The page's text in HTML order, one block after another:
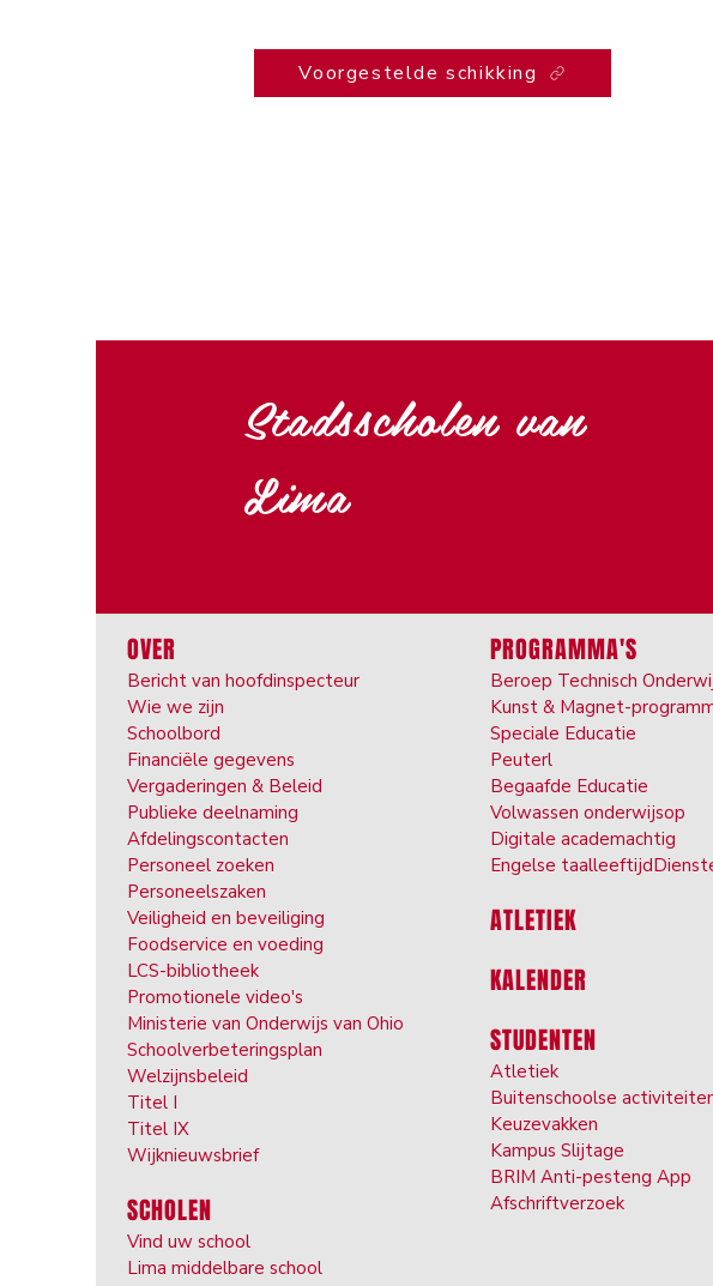
Voorgestelde schikking
Stadsscholen van
Lima
OVER
Bericht van hoofdinspecteur
Wie we zijn
Schoolbord
Financiële gegevens
Vergaderingen & Beleid
Publieke deelnaming
Afdelingscontacten
Personeel zoeken
Personeelszaken
Veiligheid en beveiliging
Foodservice en voeding
LCS-bibliotheek
Promotionele video's
Ministerie van Onderwijs van Ohio
Schoolverbeteringsplan
Welzijnsbeleid
Titel I
Titel IX
Wijknieuwsbrief
SCHOLEN
Vind uw school
Lima middelbare school
PROGRAMMA'S
Beroep Technisch
Kunst & Magnet-
Speciale Educatie
Peuterl
Begaafde Educatie
Volwassen onderwijsop
Digitale academachtig
Engelse taalleeftijd
ATLETIEK
KALENDER
STUDENTEN
Atletiek
Buitenschoolse
Keuzevakken
Kampus Slijtage
BRIM Anti-pesteng App
Afschriftverzoek